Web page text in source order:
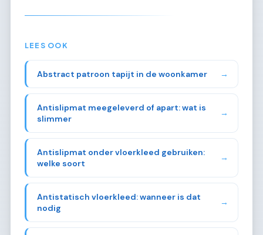
LEES OOK
Abstract patroon tapijt in de woonkamer →
Antislipmat meegeleverd of apart: wat is
slimmer
→
Antislipmat onder vloerkleed gebruiken:
welke soort
→
Antistatisch vloerkleed: wanneer is dat
nodig
→